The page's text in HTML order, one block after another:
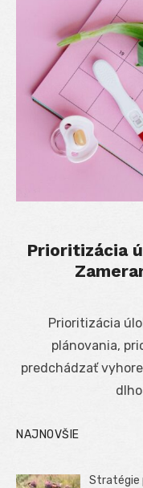
Prioritizácia
Prioritizácia
plánovania,
predchádzať
NAJNOVŠIE
Stratégie